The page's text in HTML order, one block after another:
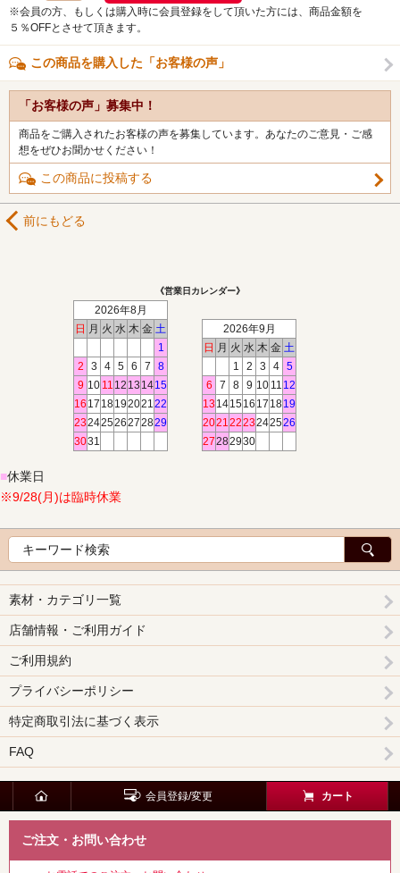
※会員の方、もしくは購入時に会員登録をして頂いた方には、商品金額を
５％OFFとさせて頂きます。
この商品を購入した「お客様の声」
「お客様の声」募集中！
商品をご購入されたお客様の声を募集しています。あなたのご意見・ご感
想をぜひお聞かせください！
この商品に投稿する
前にもどる
《営業日カレンダー》
2026年8月
日 月 火 水 木 金 土
1
2
3 4 5 6 7
8
9 10 11 12 13 1415
16 17 1819202122
23242526272829
3031
2026年9月
日 月 火 水 木 金 土
1
2 3 4
5
6
7 8 9 10 11 12
13 141516 17 1819
20212223242526
27282930
■休業日
※9/28(月)は臨時休業
素材・カテゴリ一覧
店舗情報・ご利用ガイド
ご利用規約
プライバシーポリシー
特定商取引法に基づく表示
FAQ
会員登録/変更 カート
ご注文・お問い合わせ